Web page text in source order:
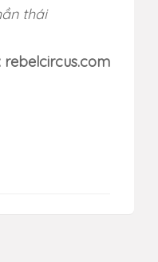
thái
rebelcircus.com